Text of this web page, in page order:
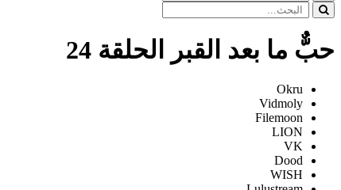
حبٌّ ما بعد القبر الحلقة 24
Okru
Vidmoly
Filemoon
LION
VK
Dood
WISH